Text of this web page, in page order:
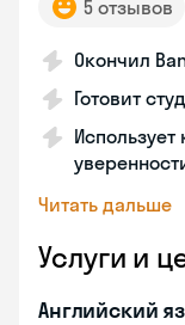
5 отзывов
Окончил
Готовит
Читать дальше
Услуги и
Английский